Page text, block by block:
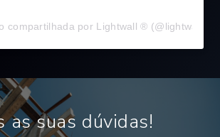
compartilhada por Lightwall ®
as suas dúvidas!